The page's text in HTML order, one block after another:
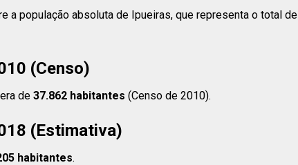
a população absoluta de Ipueiras, que representa o total
(Censo)
de 37.862 habitantes (Censo de 2010).
(Estimativa)
habitantes.